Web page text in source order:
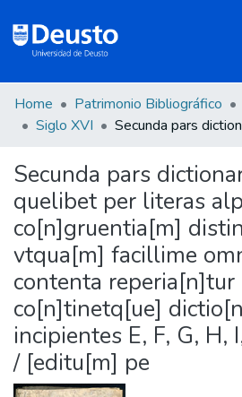
Communities & Collections
All of DSpace
Statistics
Home Patrimonio Bibliográfico
Siglo XVI
Secunda pars
quelibet per literas
co[n]gruentia[m]
vtqua[m] facillime
contenta reperia[n]tur
co[n]tinetq[ue]
incipientes E, F, G, H,
/ [editu[m] pe